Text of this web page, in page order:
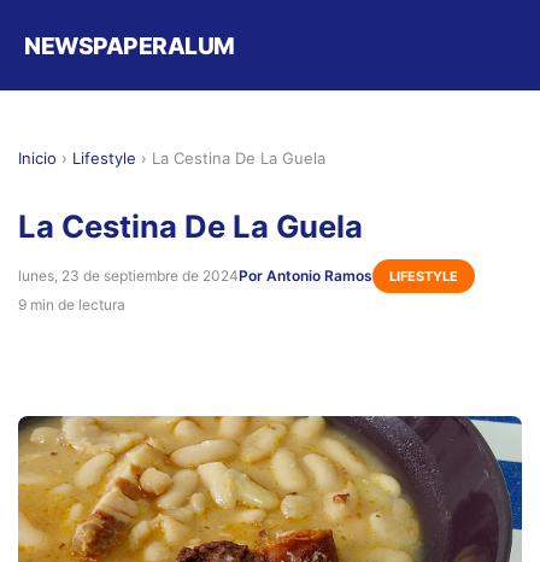
NEWSPAPERALUM
Inicio › Lifestyle › La Cestina De La Guela
La Cestina De La Guela
lunes, 23 de septiembre de 2024Por Antonio Ramos LIFESTYLE
9 min de lectura